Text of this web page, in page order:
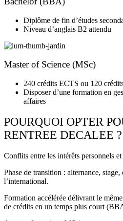
Diplôme de fin d’études
Niveau d’anglais B2 attendu
Master of Science (MSc)
240 crédits ECTS ou 120
Disposer d’une formation en
affaires
POURQUOI OPTER
RENTREE DECALEE ?
Conflits entre les intérêts personnels
Phase de transition : alternance,
l’international.
Formation accélérée délivrant le
de crédits en un temps plus court